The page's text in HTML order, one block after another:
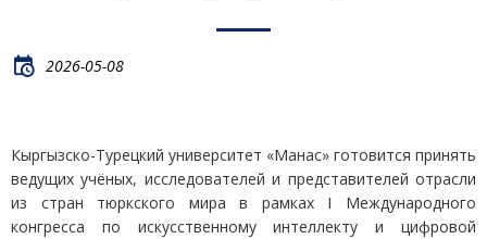
2026-05-08
Кыргызско-Турецкий университет «Манас» готовится принять
ведущих учёных, исследователей и представителей отрасли
из стран тюркского мира в рамках I Международного
конгресса по искусственному интеллекту и цифровой